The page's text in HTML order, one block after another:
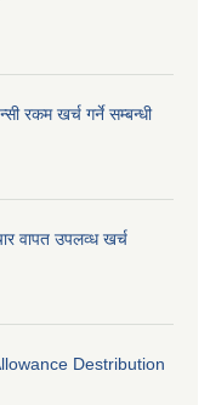
रकम खर्च गर्ने सम्बन्धी
वापत उपलव्ध खर्च
Destribution